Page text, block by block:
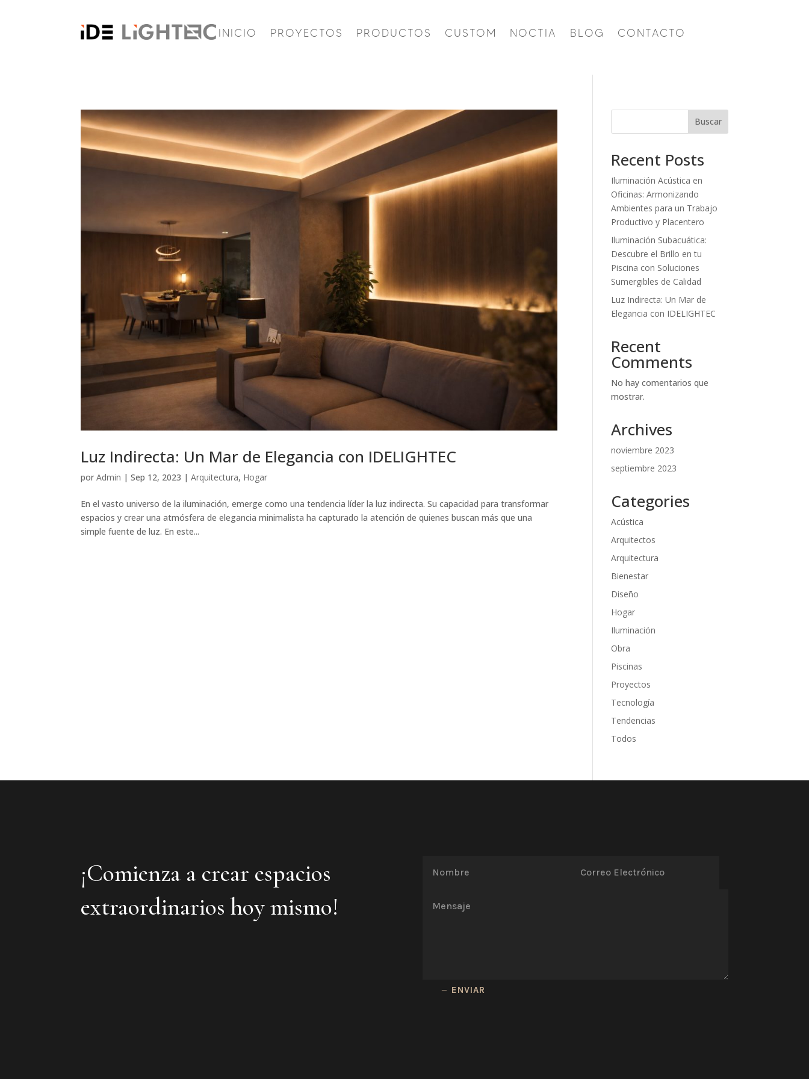
INICIO PROYECTOS PRODUCTOS CUSTOM NOCTIA BLOG CONTACTO
Luz Indirecta: Un Mar de Elegancia con IDELIGHTEC
porAdmin |Sep 12, 2023 |Arquitectura, Hogar
En el vasto universo de la iluminación, emerge como una tendencia líder la luz indirecta. Su capacidad para transformar
espacios y crear una atmósfera de elegancia minimalista ha capturado la atención de quienes buscan más que una
simple fuente de luz. En este...
Buscar
Recent Posts
Iluminación Acústica en
Oficinas: Armonizando
Ambientes para un Trabajo
Productivo y Placentero
Iluminación Subacuática:
Descubre el Brillo en tu
Piscina con Soluciones
Sumergibles de Calidad
Luz Indirecta: Un Mar de
Elegancia con IDELIGHTEC
Recent
Comments
No hay comentarios que
mostrar.
Archives
noviembre 2023
septiembre 2023
Categories
Acústica
Arquitectos
Arquitectura
Bienestar
Diseño
Hogar
Iluminación
Obra
Piscinas
Proyectos
Tecnología
Tendencias
Todos
¡Comienza a crear espacios
extraordinarios hoy mismo!
ENVIAR